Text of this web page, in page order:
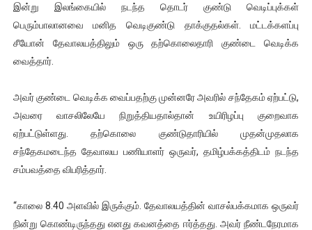
இன்று இலங்கையில் நடந்த தொடர் குண்டு வெடிப்புக்கள்
பெரும்பாலானவை மனித வெடிகுண்டு தாக்குதல்கள். மட்டக்களப்பு
சீயோன் தேவாலயத்திலும் ஒரு தற்கொலைதாரி குண்டை வெடிக்க
வைத்தார்.
அவர் குண்டை வெடிக்க வைப்பதற்கு முன்னரே அவரில் சந்தேகம் ஏற்பட்டு,
அவரை வாசலிலேயே நிறுத்தியதால்தான் உயிரிழப்பு குறைவாக
ஏற்பட்டுள்ளது. தற்கொலை குண்டுதாரியில் முதன்முதலாக
சந்தேகமடைந்த தேவாலய பணியாளர் ஒருவர், தமிழ்பக்கத்திடம் நடந்த
சம்பவத்தை விபரித்தார்.
“காலை 8.40 அளவில் இருக்கும். தேவாலயத்தின் வாசல்பக்கமாக ஒருவர்
நின்று கொண்டிருந்தது எனது கவனத்தை ஈர்த்தது. அவர் நீண்டநேரமாக